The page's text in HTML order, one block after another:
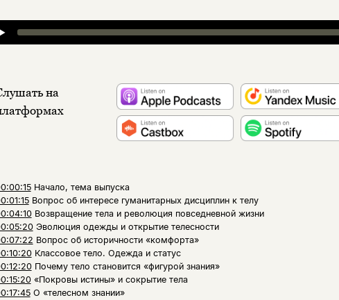
на
Начало, тема выпуска
Вопрос об интересе гуманитарных дисциплин к телу
Возвращение тела и революция повседневной жизни
Эволюция одежды и открытие телесности
Вопрос об историчности «комфорта»
Классовое тело. Одежда и статус
Почему тело становится «фигурой знания»
«Покровы истины» и сокрытие тела
О «телесном знании»